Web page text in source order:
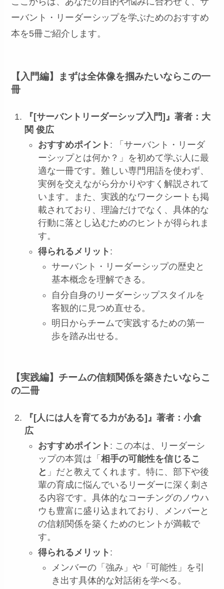
ーバント・リーダーシップを学ぶためのおすすめ
本を5冊ご紹介します。
【入門編】まずは全体像を掴みたいならこの一
冊
『[サーバントリーダーシップ入門]』著者：大
関 俊広
おすすめポイント : 「サーバント・リーダ
ーシップとは何か？」を初めて学ぶ人に最
適な一冊です。難しい専門用語を使わず、
実例を交えながら分かりやすく解説されて
います。また、実践的なワークシートも掲
載されており、理論だけでなく、具体的な
行動に落とし込むためのヒントが得られま
す。
得られるメリット :
サーバント・リーダーシップの歴史と
基本概念を理解できる。
自分自身のリーダーシップスタイルを
客観的に見つめ直せる。
明日からチームで実践するための第一
歩を踏み出せる。
【実践編】チームの信頼関係を築きたいならこ
の二冊
『[人には人を育てる力がある]』著者：小倉
広
おすすめポイント : この本は、リーダーシ
ップの本質は「相手の可能性を信じるこ
と 」だと教えてくれます。特に、部下や後
輩の育成に悩んでいるリーダーに深く刺さ
る内容です。具体的なコーチングのノウハ
ウも豊富に盛り込まれており、メンバーと
の信頼関係を築くためのヒントが満載で
す。
得られるメリット :
メンバーの「強み」や「可能性」を引
き出す具体的な対話術を学べる。